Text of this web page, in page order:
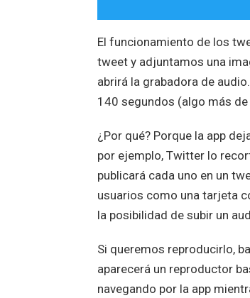
El funcionamiento de los
tweet y adjuntamos una
abrirá la grabadora de
140 segundos (algo más
¿Por qué? Porque la app
por ejemplo, Twitter lo
publicará cada uno en un
usuarios como una tarjeta
la posibilidad de subir un
Si queremos reproducirlo,
aparecerá un reproductor
navegando por la app